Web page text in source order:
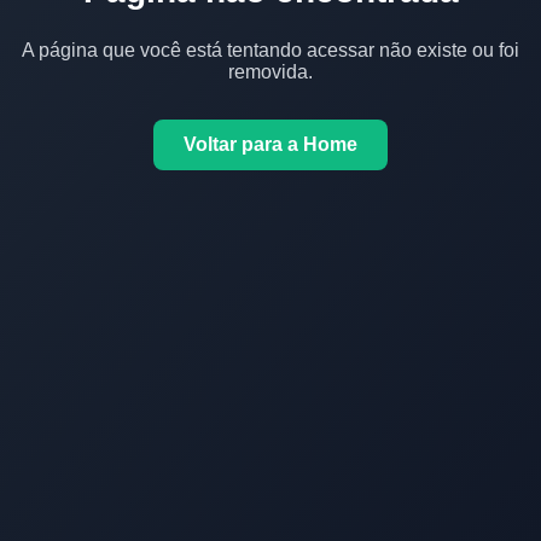
A página que você está tentando acessar não existe ou foi
removida.
Voltar para a Home